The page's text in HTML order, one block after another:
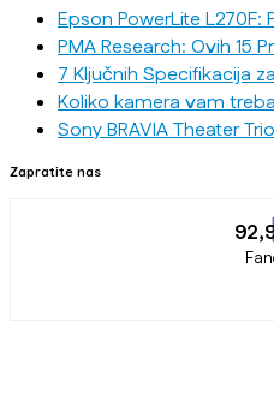
Epson PowerLite
PMA Research: Ovih 15
7 Ključnih Specifikacija
Koliko kamera vam
Sony BRAVIA Theater
Zapratite nas